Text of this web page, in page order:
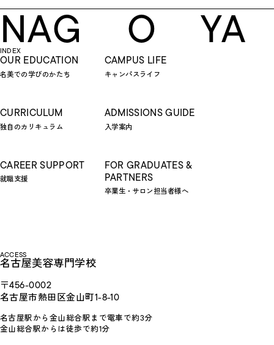
NAG O YA
INDEX
OUR EDUCATION
名美での学びのかたち
CAMPUS LIFE
キャンパスライフ
CURRICULUM
独自のカリキュラム
ADMISSIONS GUIDE
入学案内
CAREER SUPPORT
就職支援
FOR GRADUATES &
PARTNERS
卒業生・サロン担当者様へ
ACCESS
名古屋美容専門学校
〒456-0002
名古屋市熱田区金山町1-8-10
名古屋駅から金山総合駅まで電車で約3分
金山総合駅からは徒歩で約1分